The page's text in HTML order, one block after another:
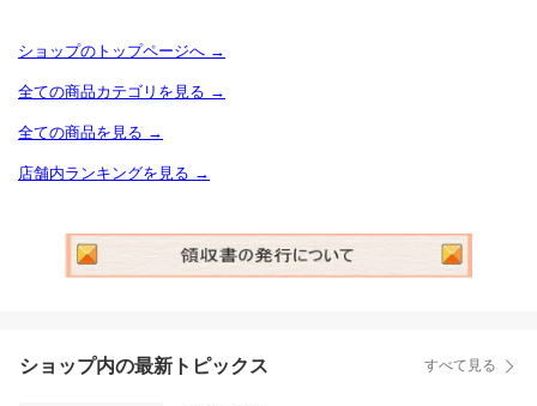
ショップのトップページへ →
全ての商品カテゴリを見る →
全ての商品を見る →
店舗内ランキングを見る →
ショップ内の最新トピックス すべて見る